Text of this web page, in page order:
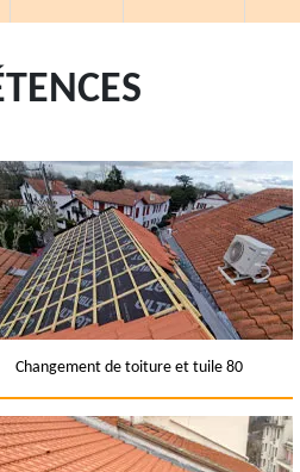
Changement de toiture et tuile 80